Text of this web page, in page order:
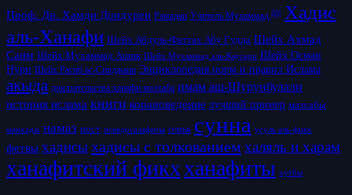
Проф. Др. Хамди Дондурен Рамадан Учитель Мухаммад ﷺ Хадис
аль-Ханафи Шейх Абдуль-Фаттах Абу Гудда Шейх Ахмад
Саим Шейх Мухаммад Ашик Шейх Мухаммад аль-Каусари Шейх Осман
Нури Шейх Рагиб ас-Сирджани Энциклопедия норм и правил Ислама
акыда доказательства ханафи мазхаба имам аш-Шурунбулали
история ислама книги корановедение лучший пример мазхабы
манхадж намаз пост псевдосалафиты семья сунна усуль аль-фикх
фетвы хадисыхадисы с толкованием халяль и харам
ханафитский фикхханафиты хутбы